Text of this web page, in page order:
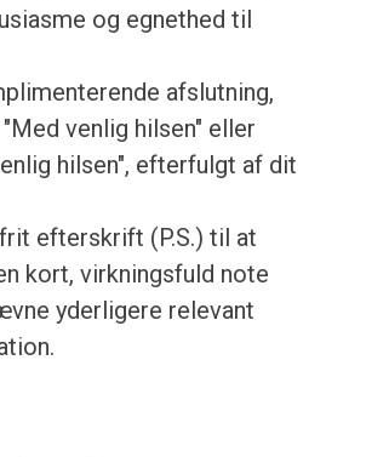
og egnethed til
afslutning,
venlig hilsen" eller
hilsen", efterfulgt af dit
efterskrift (P.S.) til at
kort, virkningsfuld note
yderligere relevant